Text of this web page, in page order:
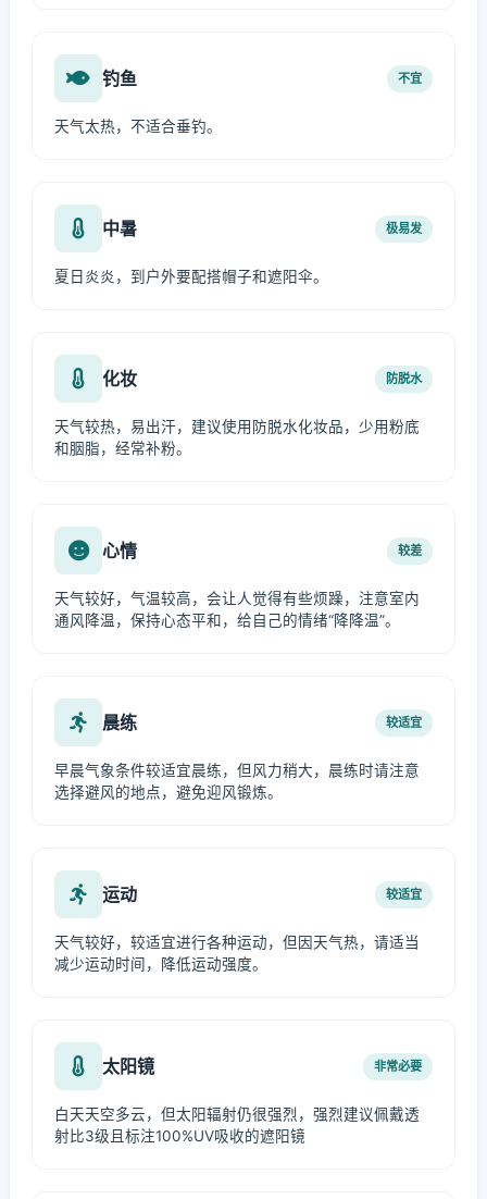
钓鱼 不宜
天气太热，不适合垂钓。
中暑 极易发
夏日炎炎，到户外要配搭帽子和遮阳伞。
化妆 防脱水
天气较热，易出汗，建议使用防脱水化妆品，少用粉底
和胭脂，经常补粉。
心情 较差
天气较好，气温较高，会让人觉得有些烦躁，注意室内
通风降温，保持心态平和，给自己的情绪“降降温”。
晨练 较适宜
早晨气象条件较适宜晨练，但风力稍大，晨练时请注意
选择避风的地点，避免迎风锻炼。
运动 较适宜
天气较好，较适宜进行各种运动，但因天气热，请适当
减少运动时间，降低运动强度。
太阳镜 非常必要
白天天空多云，但太阳辐射仍很强烈，强烈建议佩戴透
射比3级且标注100%UV吸收的遮阳镜